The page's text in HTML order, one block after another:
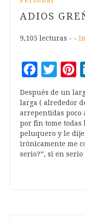
ADIOS
9,105 lecturas - -
Después de un
larga ( alrededor
arrepentidas poco
por fin tome todas
peluquero y le dije
irónicamente me
serio?”, si en serio